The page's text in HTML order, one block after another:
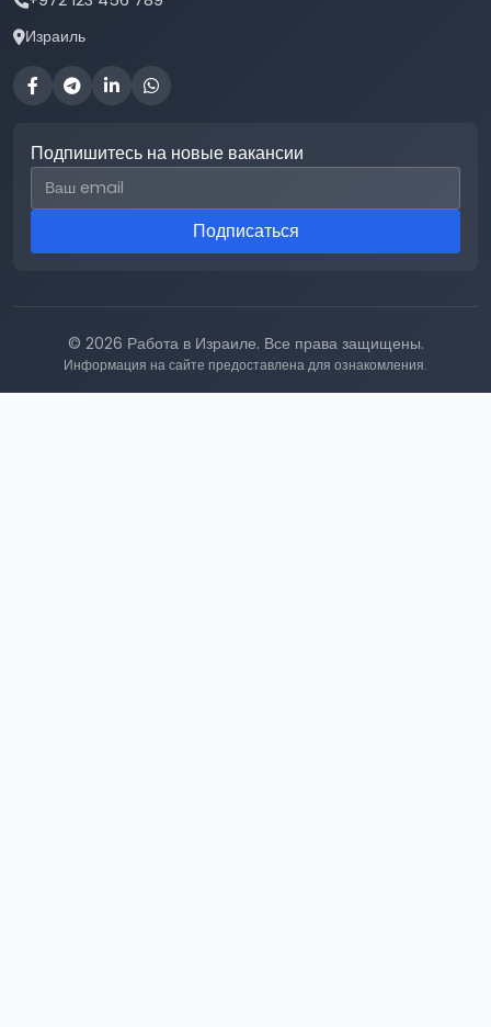
Израиль
Подпишитесь на новые вакансии
Email для подписки
Подписаться
© 2026 Работа в Израиле. Все права защищены.
Информация на сайте предоставлена для ознакомления.